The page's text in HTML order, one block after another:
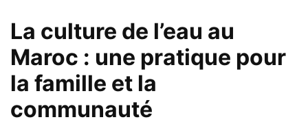
La culture de l’eau au
Maroc : une pratique pour
la famille et la
communauté